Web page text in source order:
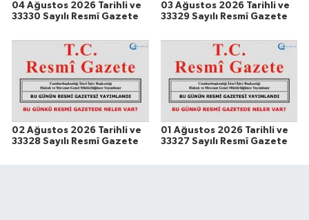
04 Ağustos 2026 Tarihli ve
33330 Sayılı Resmî Gazete
03 Ağustos 2026 Tarihli ve
33329 Sayılı Resmî Gazete
02 Ağustos 2026 Tarihli ve
33328 Sayılı Resmî Gazete
01 Ağustos 2026 Tarihli ve
33327 Sayılı Resmî Gazete